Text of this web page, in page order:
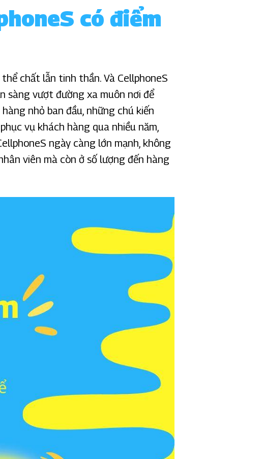
có điểm
chất lẫn tinh thần. Và CellphoneS
sàng vượt đường xa muôn nơi để
nhỏ ban đầu, những chú kiến
vụ khách hàng qua nhiều năm,
ngày càng lớn mạnh, không
viên mà còn ở số lượng đến hàng